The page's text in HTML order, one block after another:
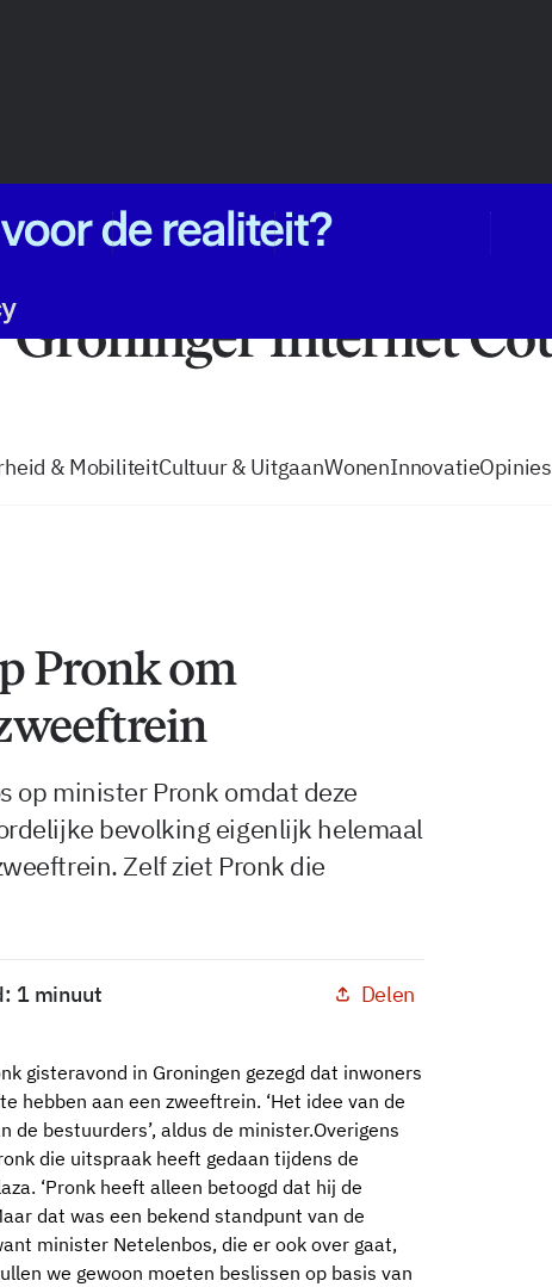
vacatures zo volg je de GIC
& MobiliteitCultuur & UitgaanWonenInnovatieOpinies
Pronk om
op minister Pronk omdat deze
bevolking eigenlijk helemaal
Zelf ziet Pronk die
1 minuut Delen
gisteravond in Groningen gezegd dat inwoners
hebben aan een zweeftrein. ‘Het idee van de
bestuurders’, aldus de minister.Overigens
die uitspraak heeft gedaan tijdens de
‘Pronk heeft alleen betoogd dat hij de
dat was een bekend standpunt van de
minister Netelenbos, die er ook over gaat,
we gewoon moeten beslissen op basis van